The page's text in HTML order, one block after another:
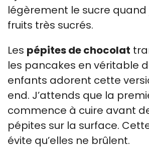
légèrement le sucre quand
fruits très sucrés.
Les pépites de chocolat
les pancakes en véritable
enfants adorent cette
end. J’attends que la
commence à cuire avant
pépites sur la surface.
évite qu’elles ne brûlent.